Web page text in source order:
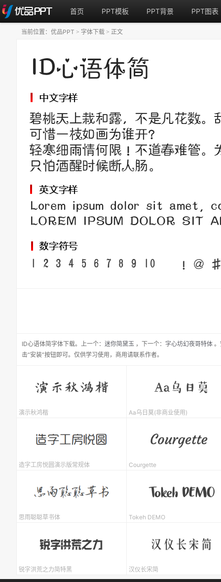
首页 PPT模板 PPT背景 PPT图表
ID心语体简字体下载。 上一个： 迷你简黛玉 ， 下一个： 字心坊幻夜哥特体
击“安装”按钮即可。仅供学习使用，商用请联系作者。
当前位置： 优品PPT > 字体下载 > 正文
演示秋鸿楷 Aa乌日莫(非商业使用)
造字工房悦圆演示版常规体 Courgette
思雨聪聪草书体 Tokeh DEMO
锐字洪荒之力简特黑 汉仪长宋简